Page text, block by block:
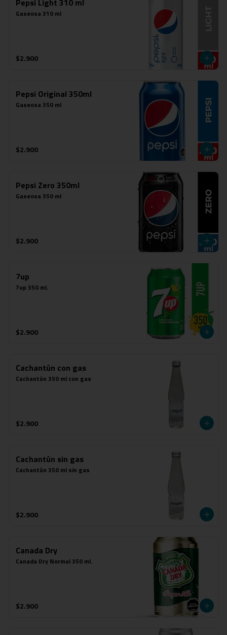
Pepsi Light 310 ml
Gaseosa 310 ml
$2.900
Pepsi Original 350ml
Gaseosa 350 ml
$2.900
Pepsi Zero 350ml
Gaseosa 350 ml
$2.900
7up
7up 350 ml.
$2.900
Cachantún con gas
Cachantún 350 ml con gas
$2.900
Cachantún sin gas
Cachantún 350 ml sin gas
$2.900
Canada Dry
Canada Dry Normal 350 ml.
$2.900